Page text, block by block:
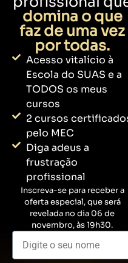
domina o que
faz de uma vez
por todas.
Acesso vitalício à
Escola do SUAS e a
TODOS os meus
cursos
2 cursos
pelo MEC
Diga adeus a
frustração
profissional
Inscreva-se para receber a
oferta especial, que será
revelada no dia 06 de
novembro, às 19h30.